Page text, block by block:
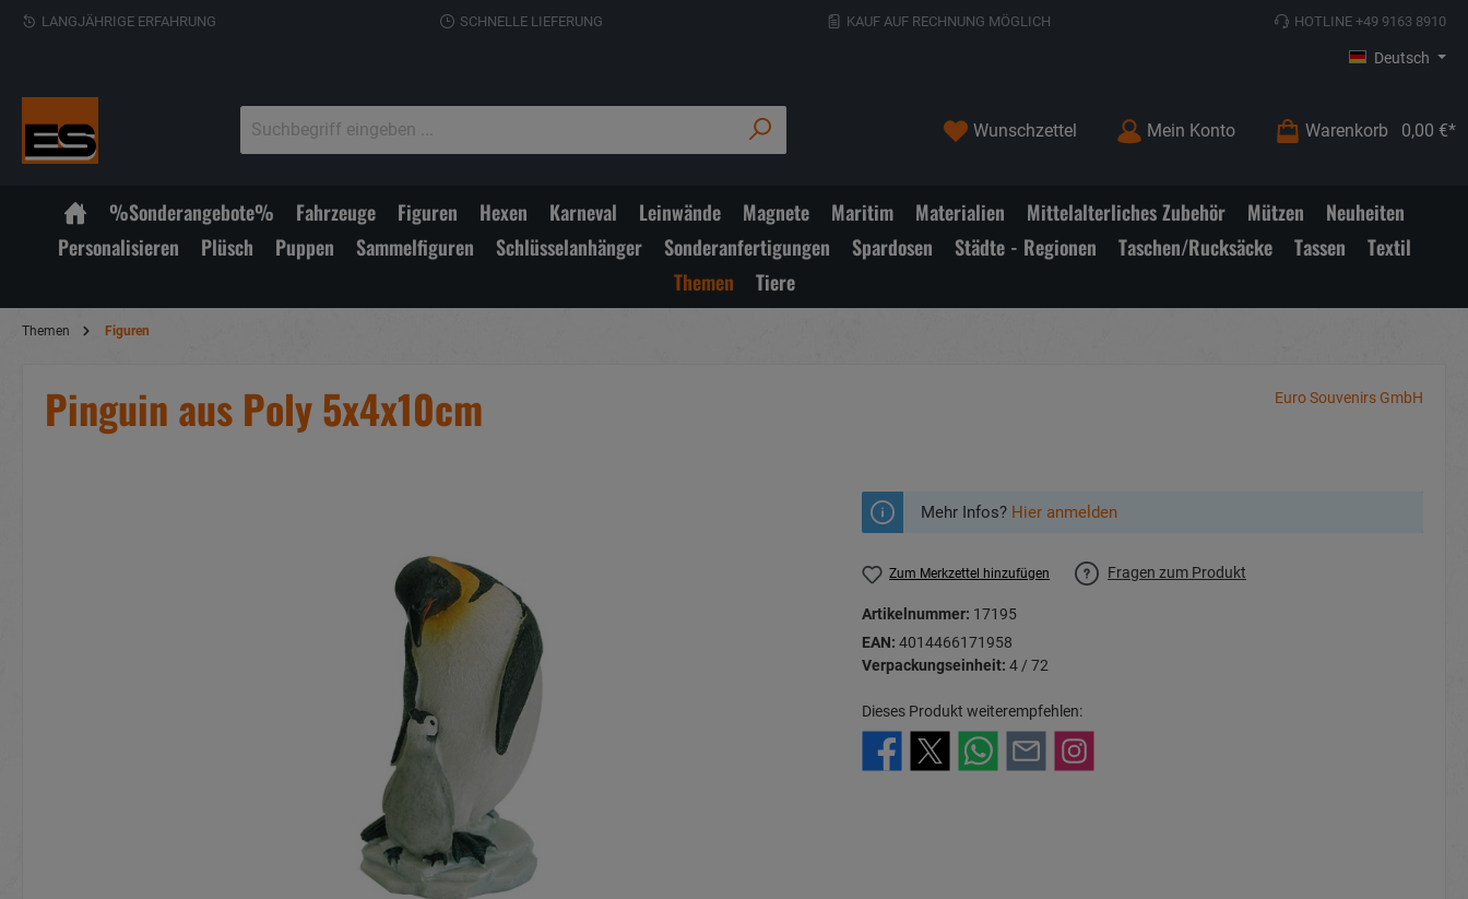
LANGJÄHRIGE ERFAHRUNG SCHNELLE LIEFERUNG KAUF AUF RECHNUNG MÖGLICH HOTLINE +49 9163 8910
Deutsch
Wunschzettel Mein Konto Warenkorb 0,00 €*
%Sonderangebote% Fahrzeuge Figuren Hexen Karneval Leinwände Magnete Maritim Materialien Mittelalterliches Zubehör Mützen
Neuheiten
Personalisieren
Plüsch Puppen Sammelfiguren Schlüsselanhänger Sonderanfertigungen Spardosen Städte - Regionen Taschen/Rucksäcke Tassen
Textil
Themen
Tiere
Themen Figuren
Pinguin aus Poly 5x4x10cm Euro Souvenirs GmbH
Mehr Infos? Hier anmelden
Zum Merkzettel hinzufügen Fragen zum Produkt
Artikelnummer: 17195
EAN: 4014466171958
Verpackungseinheit: 4 / 72
Dieses Produkt weiterempfehlen: